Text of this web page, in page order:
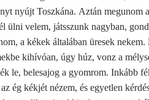
nyújt Toszkána. Aztán megunom
ülni velem, játsszunk nagyban,
a kékek általában üresek
kihívóan, úgy húz, vonz a
le, belesajog a gyomrom. Inkább
ég kékjét nézem, és egyetlen